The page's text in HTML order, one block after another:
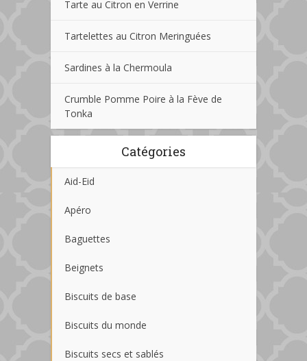
Tarte au Citron en Verrine
Tartelettes au Citron Meringuées
Sardines à la Chermoula
Crumble Pomme Poire à la Fève de
Tonka
Catégories
Aid-Eid
Apéro
Baguettes
Beignets
Biscuits de base
Biscuits du monde
Biscuits secs et sablés